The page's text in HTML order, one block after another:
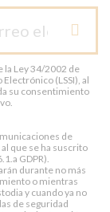
la Ley 34/2002 de
(LSSI), al
su consentimiento
de
que se ha suscrito
GDPR).
durante no más
o mientras
y cuando ya no
de seguridad